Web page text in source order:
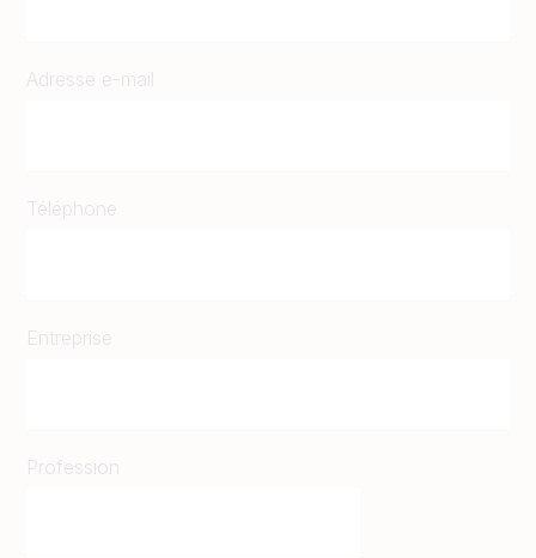
Adresse e-mail
Téléphone
Entreprise
Profession